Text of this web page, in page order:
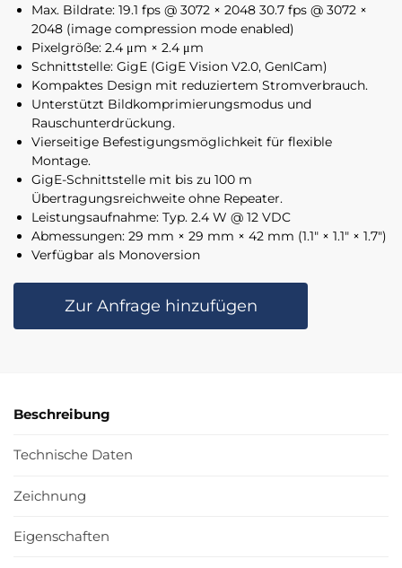
Max. Bildrate: 19.1 fps @ 3072 × 2048 30.7 fps @ 3072 ×
2048 (image compression mode enabled)
Pixelgröße: 2.4 μm × 2.4 μm
Schnittstelle: GigE (GigE Vision V2.0, GenICam)
Kompaktes Design mit reduziertem Stromverbrauch.
Unterstützt Bildkomprimierungsmodus und
Rauschunterdrückung.
Vierseitige Befestigungsmöglichkeit für flexible
Montage.
GigE-Schnittstelle mit bis zu 100 m
Übertragungsreichweite ohne Repeater.
Leistungsaufnahme: Typ. 2.4 W @ 12 VDC
Abmessungen: 29 mm × 29 mm × 42 mm (1.1″ × 1.1″ × 1.7″)
Verfügbar als Monoversion
Zur Anfrage hinzufügen
Beschreibung
Technische Daten
Zeichnung
Eigenschaften